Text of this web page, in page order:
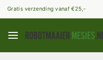
Gratis verzending vanaf €25,-